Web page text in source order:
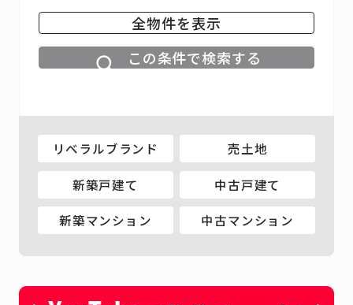
全物件を表示
この条件で検索する
リベラルブランド 売土地
新築戸建て 中古戸建て
新築マンション 中古マンション